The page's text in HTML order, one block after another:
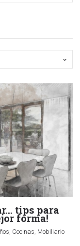
tips para
forma!
Cocinas Mobiliario